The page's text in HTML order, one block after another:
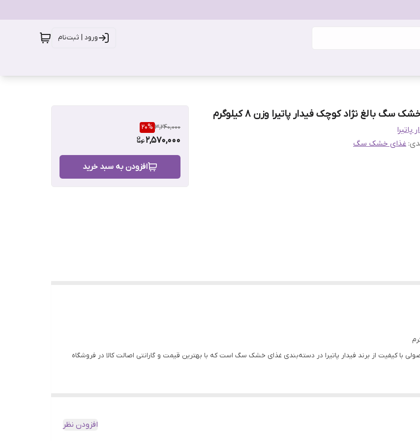
ورود | ثبت‌نام
سگ بالغ نژاد کوچک فیدار پاتیرا وزن ۸ کیلوگرم
پاتیرا
: غذای خشک سگ
3,240,000
20%
2,570,000
افزودن به سبد خرید
نژاد کوچک فیدار پاتیرا وزن ۸ کیلوگرم محصولی با کیفیت از برند فیدار پاتیرا در دسته‌بندی غذای خشک سگ است که با بهترین قیمت و گارانتی اصالت کالا در فروشگاه
افزودن نظر